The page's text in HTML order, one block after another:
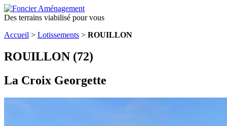
Des terrains viabilisé pour vous
Accueil > Lotissements > ROUILLON
ROUILLON (72)
La Croix Georgette